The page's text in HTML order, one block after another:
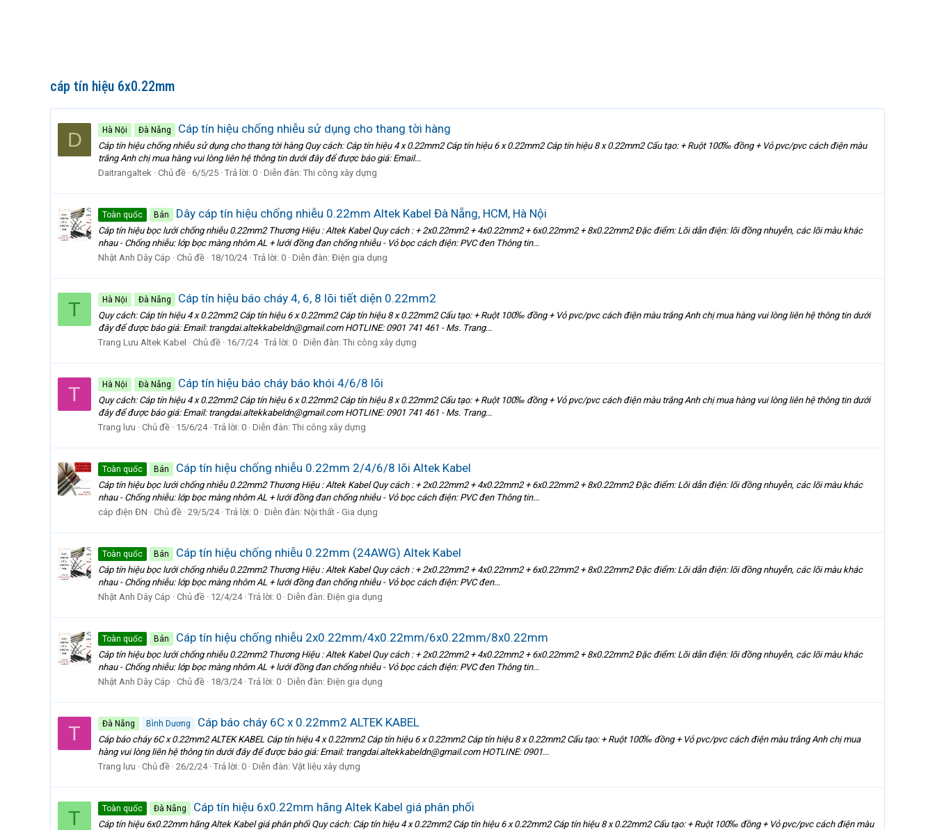
cáp tín hiệu 6x0.22mm
D Hà Nội Đà Nẵng Cáp tín hiệu chống nhiễu sử dụng cho thang tời hàng
Cáp tín hiệu chống nhiễu sử dụng cho thang tời hàng Quy cách: Cáp tín hiệu 4 x 0.22mm2 Cáp tín hiệu 6 x 0.22mm2 Cáp tín hiệu 8 x 0.22mm2 Cấu tạo: + Ruột 100‰ đồng + Vỏ pvc/pvc cách điện màu
trắng Anh chị mua hàng vui lòng liên hệ thông tin dưới đây để được báo giá: Email...
Daitrangaltek
Chủ đề 6/5/25 Trả lời: 0 Diễn đàn: Thi công xây dựng
Toàn quốc Bán Dây cáp tín hiệu chống nhiễu 0.22mm Altek Kabel Đà Nẵng, HCM, Hà Nội
Cáp tín hiệu bọc lưới chống nhiễu 0.22mm2 Thương Hiệu : Altek Kabel Quy cách : + 2x0.22mm2 + 4x0.22mm2 + 6x0.22mm2 + 8x0.22mm2 Đặc điểm: Lõi dẫn điện: lõi đồng nhuyễn, các lõi màu khác
nhau - Chống nhiễu: lớp bọc màng nhôm AL + lưới đồng đan chống nhiễu - Vỏ bọc cách điện: PVC đen Thông tin...
Nhật Anh Dây Cáp
Chủ đề 18/10/24 Trả lời: 0 Diễn đàn: Điện gia dụng
T Hà Nội Đà Nẵng Cáp tín hiệu báo cháy 4, 6, 8 lõi tiết diện 0.22mm2
Quy cách: Cáp tín hiệu 4 x 0.22mm2 Cáp tín hiệu 6 x 0.22mm2 Cáp tín hiệu 8 x 0.22mm2 Cấu tạo: + Ruột 100‰ đồng + Vỏ pvc/pvc cách điện màu trắng Anh chị mua hàng vui lòng liên hệ thông tin dưới
đây để được báo giá: Email: trangdai.altekkabeldn@gmail.com HOTLINE: 0901 741 461 - Ms. Trang...
Trang Lưu Altek Kabel
Chủ đề 16/7/24 Trả lời: 0 Diễn đàn: Thi công xây dựng
T Hà Nội Đà Nẵng Cáp tín hiệu báo cháy báo khói 4/6/8 lõi
Quy cách: Cáp tín hiệu 4 x 0.22mm2 Cáp tín hiệu 6 x 0.22mm2 Cáp tín hiệu 8 x 0.22mm2 Cấu tạo: + Ruột 100‰ đồng + Vỏ pvc/pvc cách điện màu trắng Anh chị mua hàng vui lòng liên hệ thông tin dưới
đây để được báo giá: Email: trangdai.altekkabeldn@gmail.com HOTLINE: 0901 741 461 - Ms. Trang...
Trang lưu
Chủ đề 15/6/24 Trả lời: 0 Diễn đàn: Thi công xây dựng
Toàn quốc Bán Cáp tín hiệu chống nhiễu 0.22mm 2/4/6/8 lõi Altek Kabel
Cáp tín hiệu bọc lưới chống nhiễu 0.22mm2 Thương Hiệu : Altek Kabel Quy cách : + 2x0.22mm2 + 4x0.22mm2 + 6x0.22mm2 + 8x0.22mm2 Đặc điểm: Lõi dẫn điện: lõi đồng nhuyễn, các lõi màu khác
nhau - Chống nhiễu: lớp bọc màng nhôm AL + lưới đồng đan chống nhiễu - Vỏ bọc cách điện: PVC đen Thông tin...
cáp điện ĐN
Chủ đề 29/5/24 Trả lời: 0 Diễn đàn: Nội thất - Gia dụng
Toàn quốc Bán Cáp tín hiệu chống nhiễu 0.22mm (24AWG) Altek Kabel
Cáp tín hiệu bọc lưới chống nhiễu 0.22mm2 Thương Hiệu : Altek Kabel Quy cách : + 2x0.22mm2 + 4x0.22mm2 + 6x0.22mm2 + 8x0.22mm2 Đặc điểm: Lõi dẫn điện: lõi đồng nhuyễn, các lõi màu khác
nhau - Chống nhiễu: lớp bọc màng nhôm AL + lưới đồng đan chống nhiễu - Vỏ bọc cách điện: PVC đen...
Nhật Anh Dây Cáp
Chủ đề 12/4/24 Trả lời: 0 Diễn đàn: Điện gia dụng
Toàn quốc Bán Cáp tín hiệu chống nhiễu 2x0.22mm/4x0.22mm/6x0.22mm/8x0.22mm
Cáp tín hiệu bọc lưới chống nhiễu 0.22mm2 Thương Hiệu : Altek Kabel Quy cách : + 2x0.22mm2 + 4x0.22mm2 + 6x0.22mm2 + 8x0.22mm2 Đặc điểm: Lõi dẫn điện: lõi đồng nhuyễn, các lõi màu khác
nhau - Chống nhiễu: lớp bọc màng nhôm AL + lưới đồng đan chống nhiễu - Vỏ bọc cách điện: PVC đen Thông tin...
Nhật Anh Dây Cáp
Chủ đề 18/3/24 Trả lời: 0 Diễn đàn: Điện gia dụng
T Đà Nẵng Bình Dương Cáp báo cháy 6C x 0.22mm2 ALTEK KABEL
Cáp báo cháy 6C x 0.22mm2 ALTEK KABEL Cáp tín hiệu 4 x 0.22mm2 Cáp tín hiệu 6 x 0.22mm2 Cáp tín hiệu 8 x 0.22mm2 Cấu tạo: + Ruột 100‰ đồng + Vỏ pvc/pvc cách điện màu trắng Anh chị mua
hàng vui lòng liên hệ thông tin dưới đây để được báo giá: Email: trangdai.altekkabeldn@gmail.com HOTLINE: 0901...
Trang lưu
Chủ đề 26/2/24 Trả lời: 0 Diễn đàn: Vật liệu xây dựng
T Toàn quốc Đà Nẵng Cáp tín hiệu 6x0.22mm hãng Altek Kabel giá phân phối
Cáp tín hiệu 6x0.22mm hãng Altek Kabel giá phân phối Quy cách: Cáp tín hiệu 4 x 0.22mm2 Cáp tín hiệu 6 x 0.22mm2 Cáp tín hiệu 8 x 0.22mm2 Cấu tạo: + Ruột 100‰ đồng + Vỏ pvc/pvc cách điện màu